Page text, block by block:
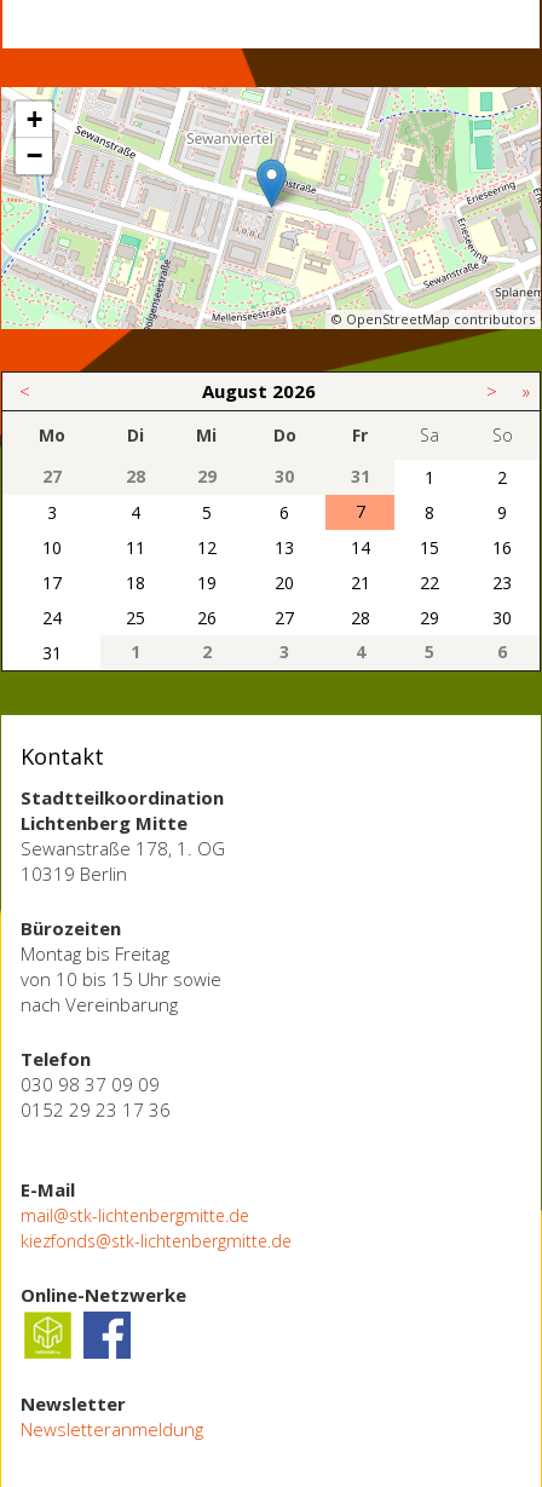
+
−
© OpenStreetMap contributors
< August 2026 > »
Mo Di Mi Do Fr Sa
So
27
28 29 30 31 1
2
3
4 5 6 7 8
9
10
11 12 13 14 15
16
17
18 19 20 21 22
23
24
25 26 27 28 29
30
31
1 2 3 4 5 6
Kontakt
Stadtteilkoordination
Lichtenberg Mitte
Sewanstraße 178, 1. OG
10319 Berlin
Bürozeiten
Montag bis Freitag
von 10 bis 15 Uhr sowie
nach Vereinbarung
Telefon
030 98 37 09 09
0152 29 23 17 36
E-Mail
mail@stk-lichtenbergmitte.de
kiezfonds@stk-lichtenbergmitte.de
Online-Netzwerke
Newsletter
Newsletteranmeldung